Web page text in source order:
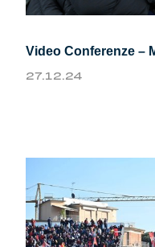
Video Conferenze –
27.12.24